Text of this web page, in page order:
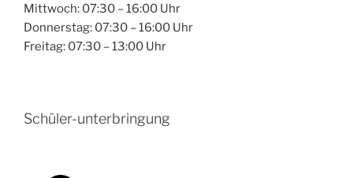
Mittwoch: 07:30 – 16:00 Uhr
Donnerstag: 07:30 – 16:00 Uhr
Freitag: 07:30 – 13:00 Uhr
Schüler-unterbringung